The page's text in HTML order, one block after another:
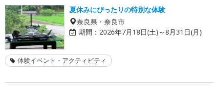
夏休みにぴったりの特別な体験
奈良県・奈良市
期間： 2026年7月18日(土)～8月31日(月)
体験イベント・アクティビティ